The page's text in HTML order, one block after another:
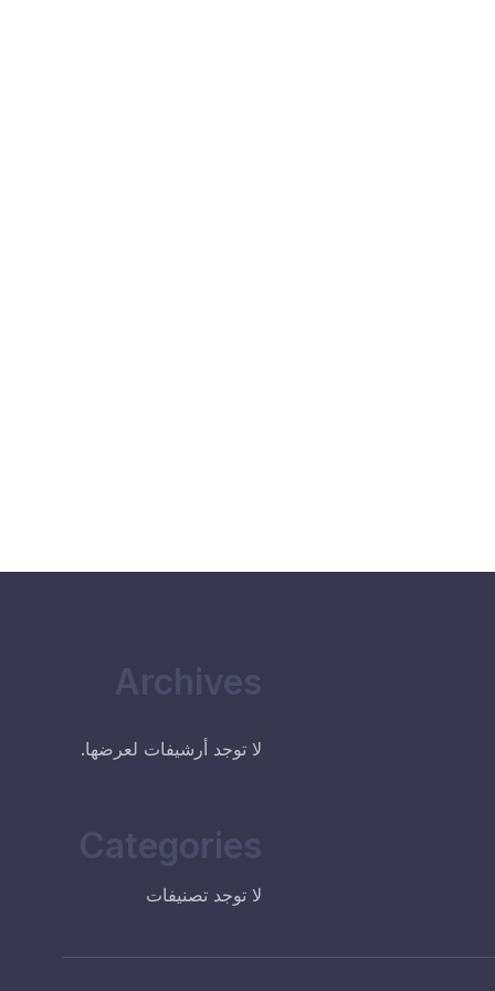
Archives
لا توجد أرشيفات لعرضها.
Categories
لا توجد تصنيفات